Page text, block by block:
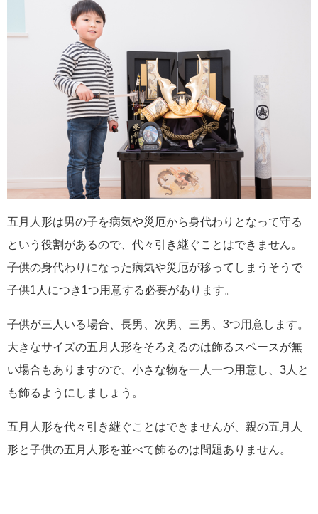
五月人形は男の子を病気や災厄から身代わりとなって守る
という役割があるので、代々引き継ぐことはできません。
子供の身代わりになった病気や災厄が移ってしまうそうで
子供1人につき1つ用意する必要があります。
子供が三人いる場合、長男、次男、三男、3つ用意します。
大きなサイズの五月人形をそろえるのは飾るスペースが無
い場合もありますので、小さな物を一人一つ用意し、3人と
も飾るようにしましょう。
五月人形を代々引き継ぐことはできませんが、親の五月人
形と子供の五月人形を並べて飾るのは問題ありません。